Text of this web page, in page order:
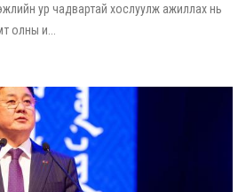
ур чадвартай хослуулж ажиллах нь
олны и...